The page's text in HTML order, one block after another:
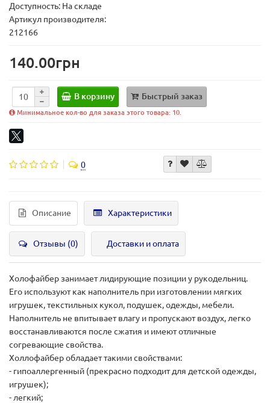
Доступность: На складе
Артикул производителя:
212166
140.00грн
В корзину Быстрый заказ
Минимальное кол-во для заказа этого товара: 10.
0
Описание Характеристики
Отзывы (0) Доставки и оплата
Холофайбер занимает лидирующие позиции у рукодельниц.
Его используют как наполнитель при изготовлении мягких
игрушек, текстильных кукол, подушек, одежды, мебели.
Наполнитель не впитывает влагу и пропускают воздух, легко
восстанавливаются после сжатия и имеют отличные
согревающие свойства.
Холлофайбер обладает такими свойствами:
- гипоаллергенный (прекрасно подходит для детской одежды,
игрушек);
- легкий;